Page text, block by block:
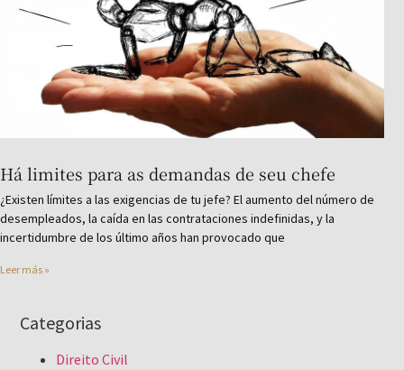
Há limites para as demandas de seu chefe
¿Existen límites a las exigencias de tu jefe? El aumento del número de
desempleados, la caída en las contrataciones indefinidas, y la
incertidumbre de los último años han provocado que
Leer más »
Categorias
Direito Civil